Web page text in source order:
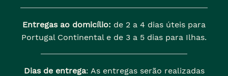
Entregas ao domicílio: de 2 a 4 dias úteis para
Portugal Continental e de 3 a 5 dias para Ilhas.
Dias de entrega: As entregas serão realizadas